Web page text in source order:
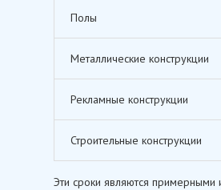
Полы
Металлические конструкции
Рекламные конструкции
Строительные конструкции
Эти сроки являются примерными